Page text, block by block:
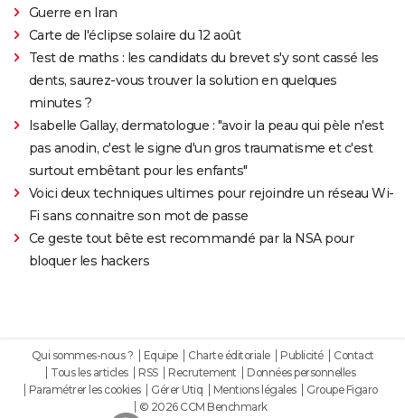
Guerre en Iran
Carte de l'éclipse solaire du 12 août
Test de maths : les candidats du brevet s'y sont cassé les
dents, saurez-vous trouver la solution en quelques
minutes ?
Isabelle Gallay, dermatologue : "avoir la peau qui pèle n'est
pas anodin, c'est le signe d'un gros traumatisme et c'est
surtout embêtant pour les enfants"
Voici deux techniques ultimes pour rejoindre un réseau Wi-
Fi sans connaitre son mot de passe
Ce geste tout bête est recommandé par la NSA pour
bloquer les hackers
Qui sommes-nous ? Equipe Charte éditoriale Publicité
Contact
Tous les articles
RSS Recrutement
Données personnelles
Paramétrer les cookies
Gérer Utiq Mentions légales
Groupe Figaro
© 2026 CCM Benchmark